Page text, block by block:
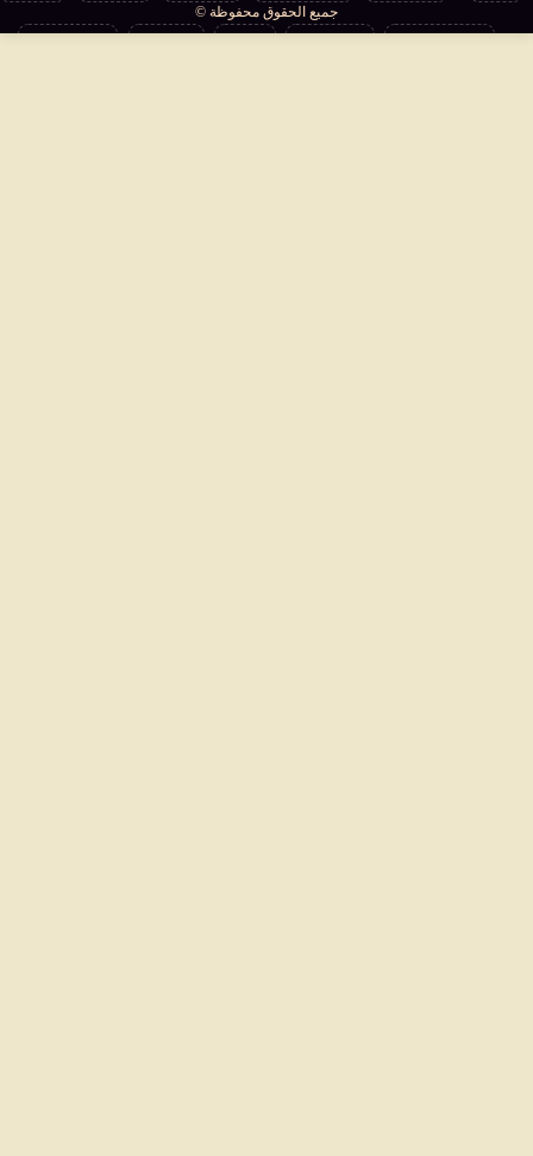
جميع الحقوق محفوظة ©